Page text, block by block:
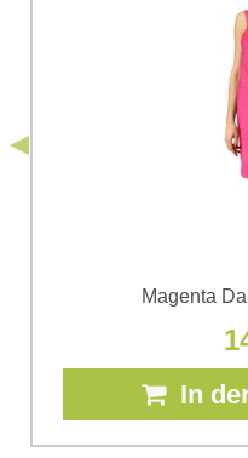
personenbezogenen Daten
einverstanden. Ich habe die
Bomba s.r.o. zur Kenntnis
Magenta
In